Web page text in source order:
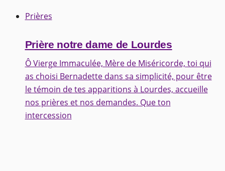
Prières
Prière notre dame de Lourdes
Ô Vierge Immaculée, Mère de Miséricorde, toi qui
as choisi Bernadette dans sa simplicité, pour être
le témoin de tes apparitions à Lourdes, accueille
nos prières et nos demandes. Que ton
intercession